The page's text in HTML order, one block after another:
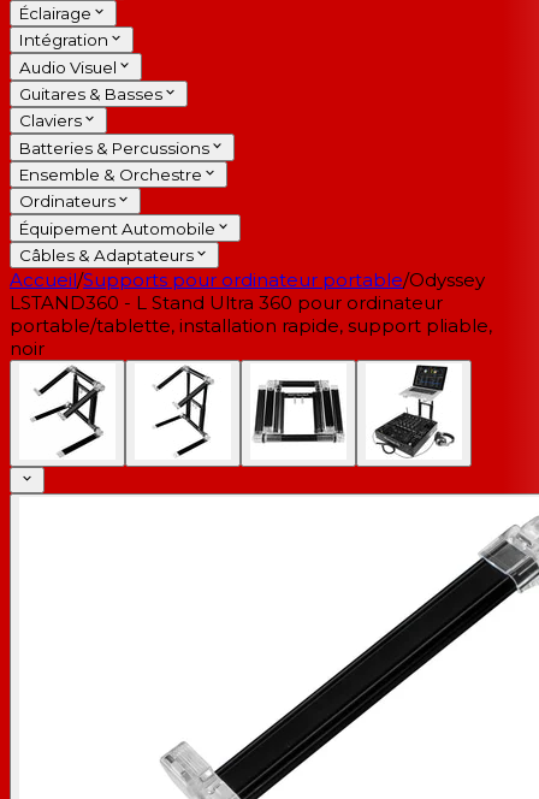
Éclairage
Intégration
Audio Visuel
Guitares & Basses
Claviers
Batteries & Percussions
Ensemble & Orchestre
Ordinateurs
Équipement Automobile
Câbles & Adaptateurs
Accueil/Supports pour ordinateur portable/Odyssey
LSTAND360 - L Stand Ultra 360 pour ordinateur
portable/tablette, installation rapide, support pliable,
noir